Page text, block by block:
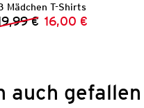
Mädchen T-Shirts
Vorheriger Preis:
€ Neuer Preis:
16,00 €
auch gefallen